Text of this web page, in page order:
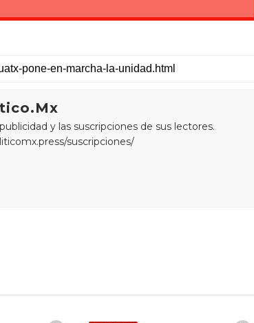
y las suscripciones de sus lectores.
suscripciones/